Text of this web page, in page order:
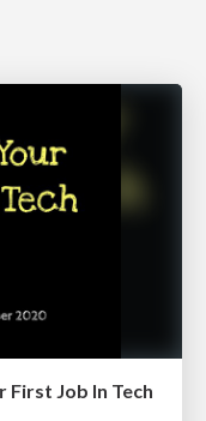
First Job In Tech